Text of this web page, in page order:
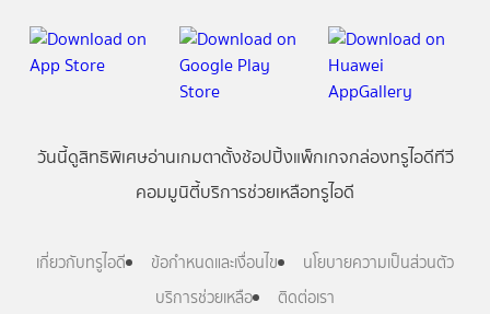
วันนี้ดูสิทธิพิเศษอ่านเกมตาตั้งช้อปปิ้งแพ็กเกจกล่องทรูไอดีทีวี
คอมมูนิตี้บริการช่วยเหลือทรูไอดี
เกี่ยวกับทรูไอดี ข้อกำหนดและเงื่อนไข
นโยบายความเป็นส่วนตัว
บริการช่วยเหลือ
ติดต่อเรา